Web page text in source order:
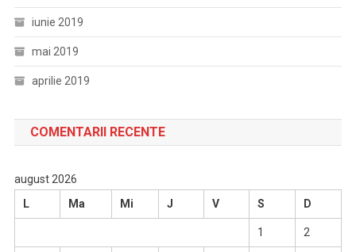
iunie 2019
mai 2019
aprilie 2019
COMENTARII RECENTE
august 2026
L
Ma Mi J V S D
1 2